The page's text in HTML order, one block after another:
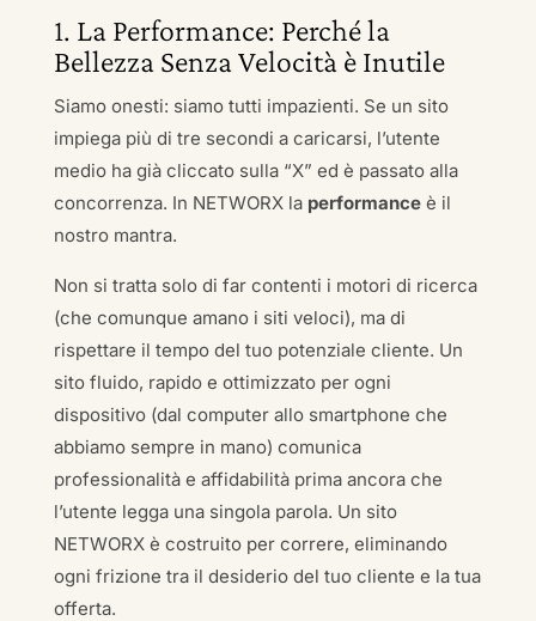
1. La Performance: Perché la
Bellezza Senza Velocità è Inutile
Siamo onesti: siamo tutti impazienti. Se un sito
impiega più di tre secondi a caricarsi, l’utente
medio ha già cliccato sulla “X” ed è passato alla
concorrenza. In NETWORX la performanceè il
nostro mantra.
Non si tratta solo di far contenti i motori di ricerca
(che comunque amano i siti veloci), ma di
rispettare il tempo del tuo potenziale cliente. Un
sito fluido, rapido e ottimizzato per ogni
dispositivo (dal computer allo smartphone che
abbiamo sempre in mano) comunica
professionalità e affidabilità prima ancora che
l’utente legga una singola parola. Un sito
NETWORX è costruito per correre, eliminando
ogni frizione tra il desiderio del tuo cliente e la tua
offerta.